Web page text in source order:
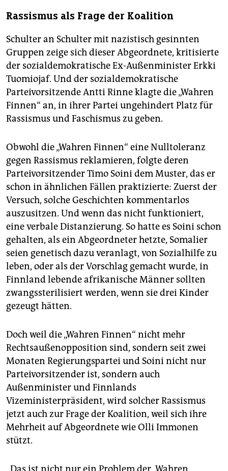
Rassismus als Frage der Koalition
Schulter an Schulter mit nazistisch gesinnten
Gruppen zeige sich dieser Abgeordnete, kritisierte
der sozialdemokratische Ex-Außenminister Erkki
Tuomiojaf. Und der sozialdemokratische
Parteivorsitzende Antti Rinne klagte die „Wahren
Finnen“ an, in ihrer Partei ungehindert Platz für
Rassismus und Faschismus zu geben.
Obwohl die „Wahren Finnen“ eine Nulltoleranz
gegen Rassismus reklamieren, folgte deren
Parteivorsitzender Timo Soini dem Muster, das er
schon in ähnlichen Fällen praktizierte: Zuerst der
Versuch, solche Geschichten kommentarlos
auszusitzen. Und wenn das nicht funktioniert,
eine verbale Distanzierung. So hatte es Soini schon
gehalten, als ein Abgeordneter hetzte, Somalier
seien genetisch dazu veranlagt, von Sozialhilfe zu
leben, oder als der Vorschlag gemacht wurde, in
Finnland lebende afrikanische Männer sollten
zwangssterilisiert werden, wenn sie drei Kinder
gezeugt hätten.
Doch weil die „Wahren Finnen“ nicht mehr
Rechtsaußenopposition sind, sondern seit zwei
Monaten Regierungspartei und Soini nicht nur
Parteivorsitzender ist, sondern auch
Außenminister und Finnlands
Vizeministerpräsident, wird solcher Rassismus
jetzt auch zur Frage der Koalition, weil sich ihre
Mehrheit auf Abgeordnete wie Olli Immonen
stützt.